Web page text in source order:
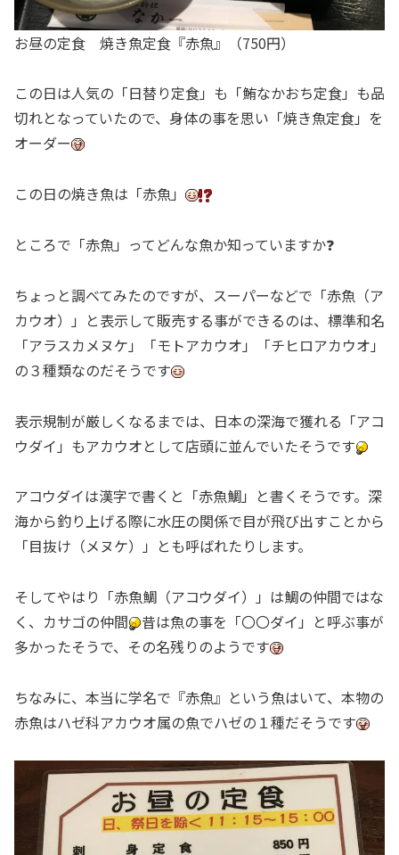
お昼の定食 焼き魚定食『赤魚』（750円）
この日は人気の「日替り定食」も「鮪なかおち定食」も品
切れとなっていたので、身体の事を思い「焼き魚定食」を
オーダー
この日の焼き魚は「赤魚」
ところで「赤魚」ってどんな魚か知っていますか❓
ちょっと調べてみたのですが、スーパーなどで「赤魚（ア
カウオ）」と表示して販売する事ができるのは、標準和名
「アラスカメヌケ」「モトアカウオ」「チヒロアカウオ」
の３種類なのだそうです
表示規制が厳しくなるまでは、日本の深海で獲れる「アコ
ウダイ」もアカウオとして店頭に並んでいたそうです
アコウダイは漢字で書くと「赤魚鯛」と書くそうです。深
海から釣り上げる際に水圧の関係で目が飛び出すことから
「目抜け（メヌケ）」とも呼ばれたりします。
そしてやはり「赤魚鯛（アコウダイ）」は鯛の仲間ではな
く、カサゴの仲間
昔は魚の事を「〇〇ダイ」と呼ぶ事が
多かったそうで、その名残りのようです
ちなみに、本当に学名で『赤魚』という魚はいて、本物の
赤魚はハゼ科アカウオ属の魚でハゼの１種だそうです